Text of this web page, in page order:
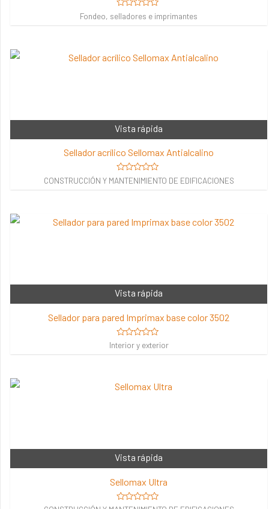
Valorado
Fondeo, selladores e imprimantes
Vista rápida
Sellador acrílico Sellomax Antialcalino
Valorado
CONSTRUCCIÓN Y MANTENIMIENTO DE EDIFICACIONES
Vista rápida
Sellador para pared Imprimax base color 3502
Valorado
Interior y exterior
Vista rápida
Sellomax Ultra